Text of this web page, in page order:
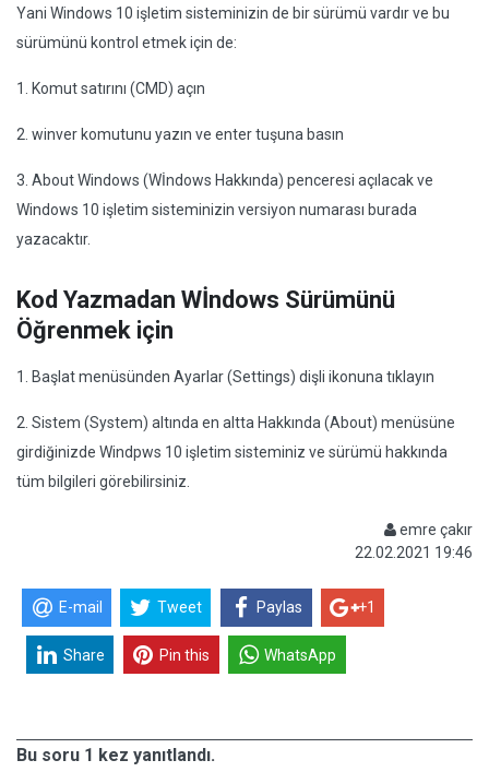
Yani Windows 10 işletim sisteminizin de bir sürümü vardır ve bu
sürümünü kontrol etmek için de:
1. Komut satırını (CMD) açın
2. winver komutunu yazın ve enter tuşuna basın
3. About Windows (Wİndows Hakkında) penceresi açılacak ve
Windows 10 işletim sisteminizin versiyon numarası burada
yazacaktır.
Kod Yazmadan Wİndows Sürümünü
Öğrenmek için
1. Başlat menüsünden Ayarlar (Settings) dişli ikonuna tıklayın
2. Sistem (System) altında en altta Hakkında (About) menüsüne
girdiğinizde Windpws 10 işletim sisteminiz ve sürümü hakkında
tüm bilgileri görebilirsiniz.
emre çakır
22.02.2021 19:46
E-mail Tweet Paylas +1
Share Pin this WhatsApp
Bu soru 1 kez yanıtlandı.